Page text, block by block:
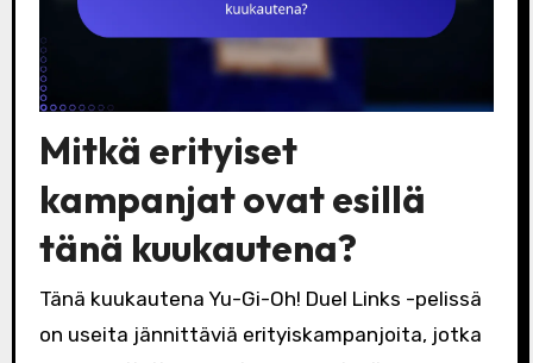
Mitkä erityiset
kampanjat ovat esillä
tänä kuukautena?
Tänä kuukautena Yu-Gi-Oh! Duel Links -pelissä
on useita jännittäviä erityiskampanjoita, jotka